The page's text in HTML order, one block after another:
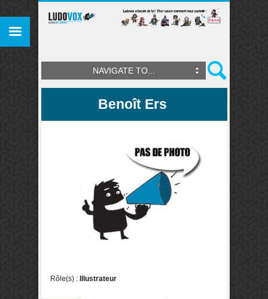
NAVIGATE TO...
Benoît Ers
Rôle(s) : Illustrateur